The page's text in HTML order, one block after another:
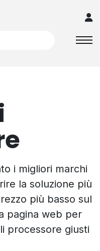
i migliori marchi
la soluzione più
più basso sul
pagina web per
processore giusti